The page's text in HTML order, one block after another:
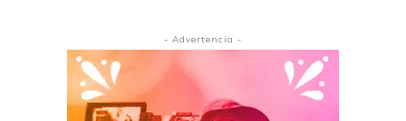
- Advertencia -